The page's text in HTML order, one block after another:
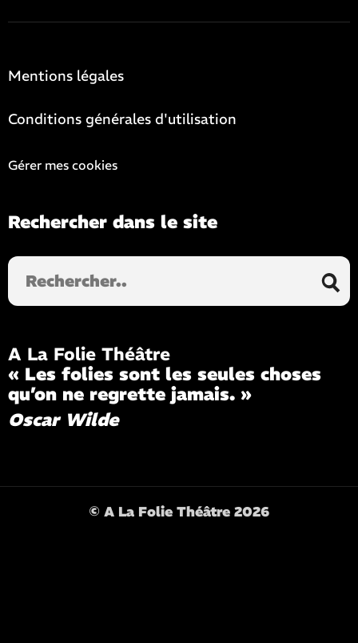
Mentions légales
Conditions générales d'utilisation
Gérer mes cookies
Rechercher dans le site
Rechercher
dans
le
A La Folie Théâtre
« Les folies sont les seules choses
qu’on ne regrette jamais. »
Oscar Wilde
© A La Folie Théâtre 2026